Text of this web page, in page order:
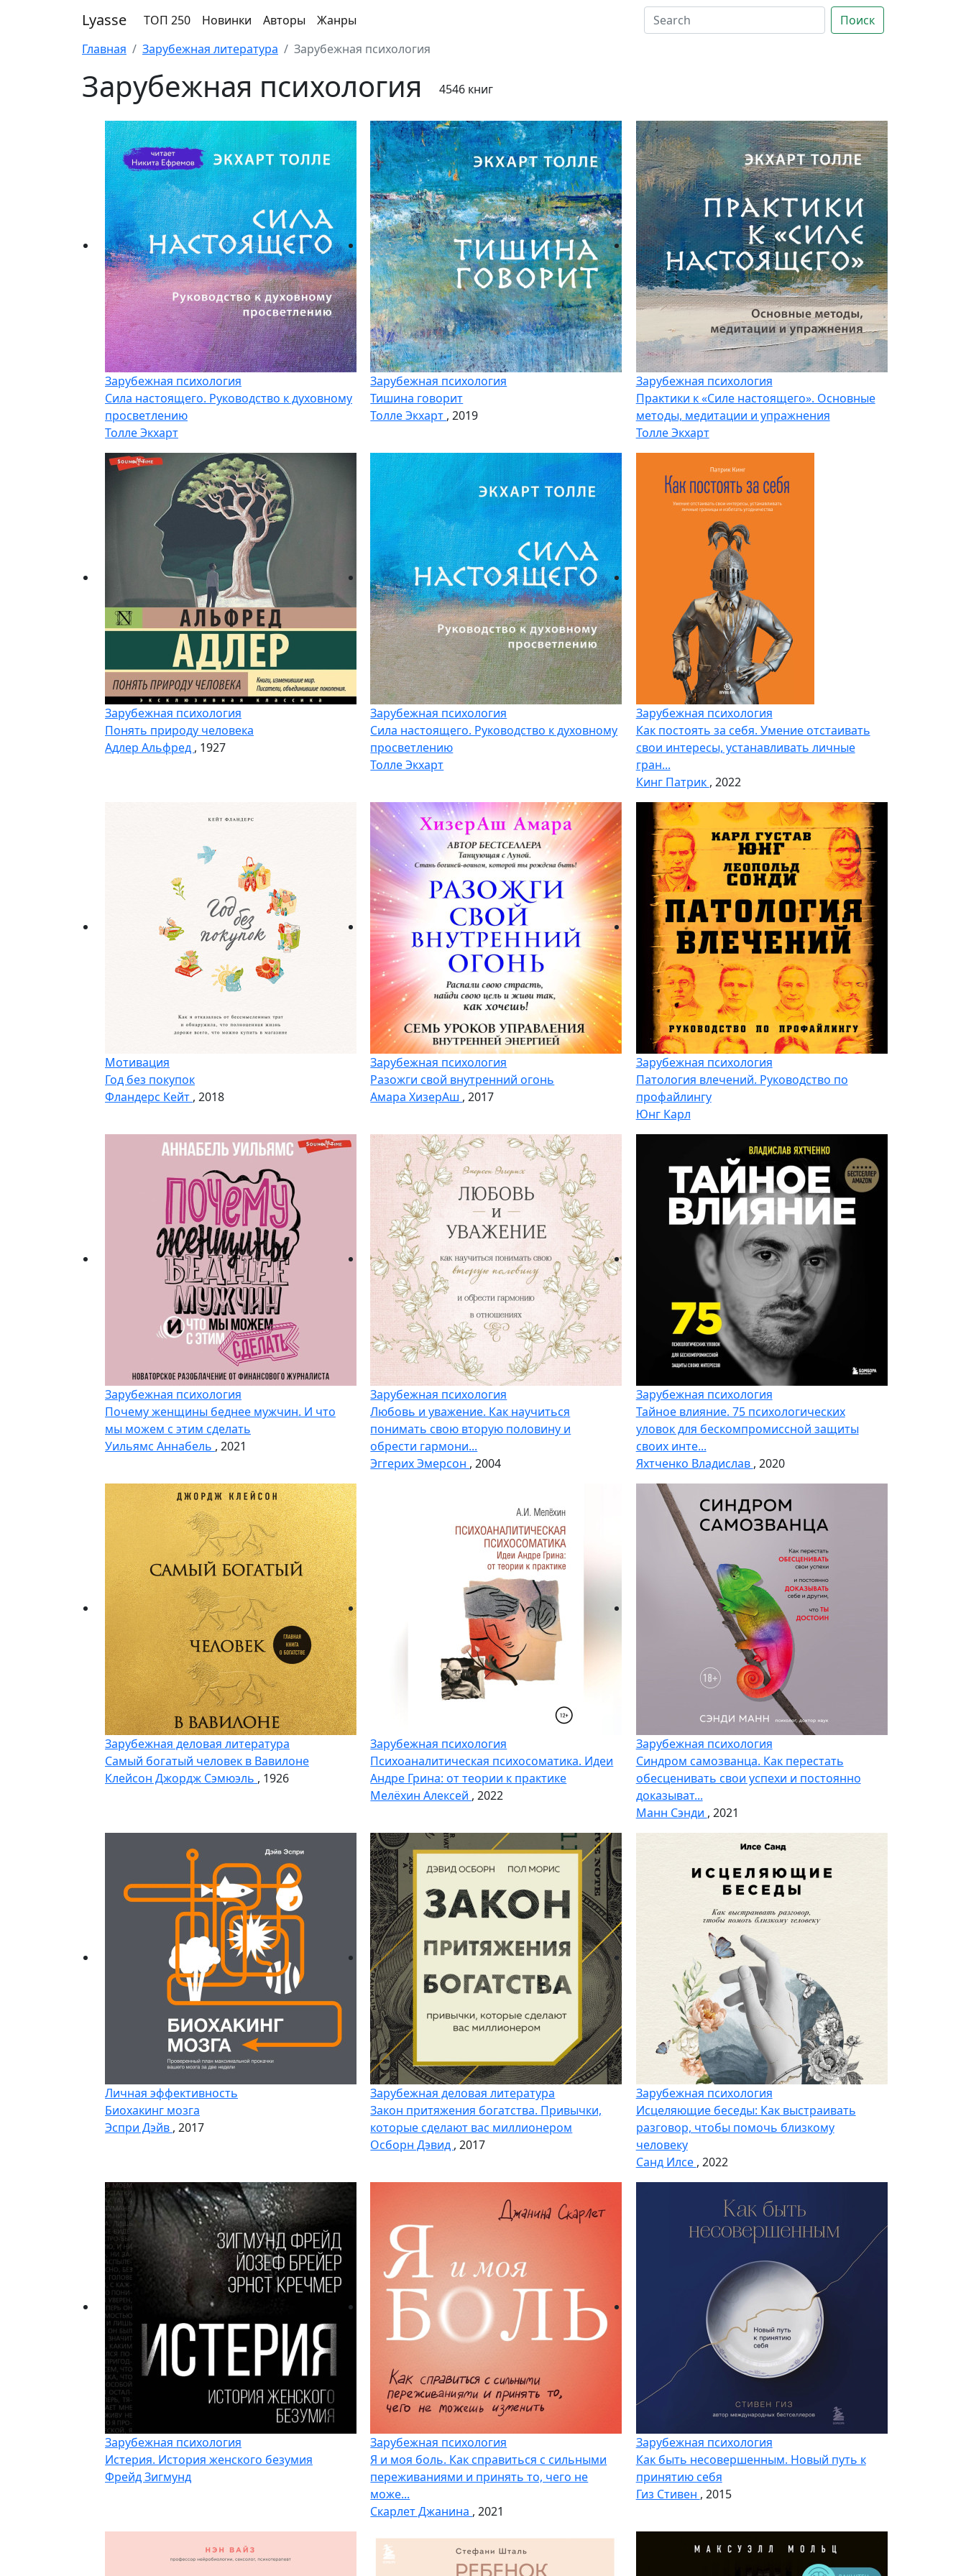
Lyasse ТОП 250 Новинки Авторы Жанры
Поиск
Главная
Зарубежная литература Зарубежная психология
Зарубежная психология 4546 книг
Зарубежная психология
Сила настоящего. Руководство к духовному
просветлению
Толле Экхарт
Зарубежная психология
Тишина говорит
Толле Экхарт , 2019
Зарубежная психология
Практики к «Силе настоящего». Основные
методы, медитации и упражнения
Толле Экхарт
Зарубежная психология
Понять природу человека
Адлер Альфред , 1927
Зарубежная психология
Сила настоящего. Руководство к духовному
просветлению
Толле Экхарт
Зарубежная психология
Как постоять за себя. Умение отстаивать
свои интересы, устанавливать личные
гран...
Кинг Патрик , 2022
Мотивация
Год без покупок
Фландерс Кейт , 2018
Зарубежная психология
Разожги свой внутренний огонь
Амара ХизерАш , 2017
Зарубежная психология
Патология влечений. Руководство по
профайлингу
Юнг Карл
Зарубежная психология
Почему женщины беднее мужчин. И что
мы можем с этим сделать
Уильямс Аннабель , 2021
Зарубежная психология
Любовь и уважение. Как научиться
понимать свою вторую половину и
обрести гармони...
Эггерих Эмерсон , 2004
Зарубежная психология
Тайное влияние. 75 психологических
уловок для бескомпромиссной защиты
своих инте...
Яхтченко Владислав , 2020
Зарубежная деловая литература
Самый богатый человек в Вавилоне
Клейсон Джордж Сэмюэль , 1926
Зарубежная психология
Психоаналитическая психосоматика. Идеи
Андре Грина: от теории к практике
Мелёхин Алексей , 2022
Зарубежная психология
Синдром самозванца. Как перестать
обесценивать свои успехи и постоянно
доказыват...
Манн Сэнди , 2021
Личная эффективность
Биохакинг мозга
Эспри Дэйв , 2017
Зарубежная деловая литература
Закон притяжения богатства. Привычки,
которые сделают вас миллионером
Осборн Дэвид , 2017
Зарубежная психология
Исцеляющие беседы: Как выстраивать
разговор, чтобы помочь близкому
человеку
Санд Илсе , 2022
Зарубежная психология
Истерия. История женского безумия
Фрейд Зигмунд
Зарубежная психология
Я и моя боль. Как справиться с сильными
переживаниями и принять то, чего не
може...
Скарлет Джанина , 2021
Зарубежная психология
Как быть несовершенным. Новый путь к
принятию себя
Гиз Стивен , 2015